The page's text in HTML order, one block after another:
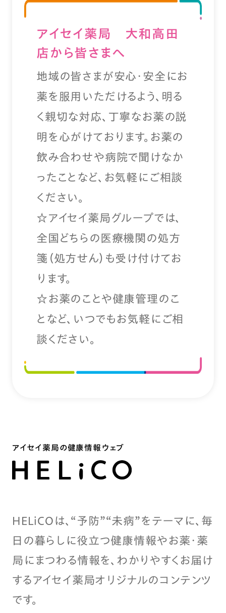
アイセイ薬局 大和高田
店から皆さまへ
地域の皆さまが安心・安全にお
薬を服用いただけるよう、明る
く親切な対応、丁寧なお薬の説
明を心がけております。お薬の
飲み合わせや病院で聞けなか
ったことなど、お気軽にご相談
ください。
☆アイセイ薬局グループでは、
全国どちらの医療機関の処方
箋（処方せん）も受け付けてお
ります。
☆お薬のことや健康管理のこ
となど、いつでもお気軽にご相
談ください。
アイセイ薬局の健康情報ウェブ
HELiCOは、“予防”“未病”をテーマに、毎
日の暮らしに役立つ健康情報やお薬・薬
局にまつわる情報を、わかりやすくお届け
するアイセイ薬局オリジナルのコンテンツ
です。